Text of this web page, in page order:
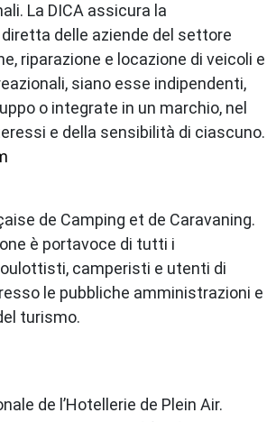
La DICA assicura la
delle aziende del settore
riparazione e locazione di veicoli e
siano esse indipendenti,
o integrate in un marchio, nel
e della sensibilità di ciascuno.
de Camping et de Caravaning.
è portavoce di tutti i
camperisti e utenti di
le pubbliche amministrazioni e
turismo.
de l’Hotellerie de Plein Air.